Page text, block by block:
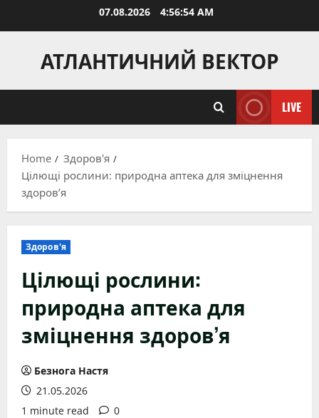
07.08.2026 4:56:55 AM
АТЛАНТИЧНИЙ ВЕКТОР
LIVE
Home
Здоров'я
Цілющі рослини: природна аптека для зміцнення
здоров’я
Здоров'я
Цілющі рослини:
природна аптека для
зміцнення здоров’я
Безнога Настя
21.05.2026
1 minute read
0